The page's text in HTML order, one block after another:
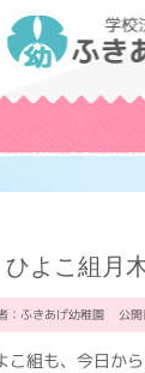
ひよこ組月
：ふきあげ幼稚園 公
こ組も、今日か